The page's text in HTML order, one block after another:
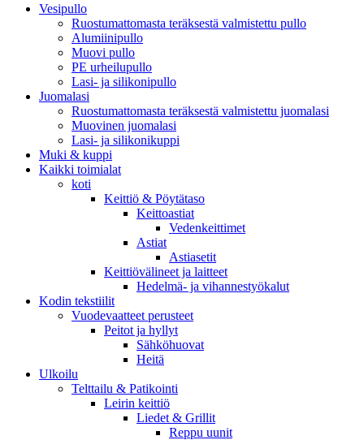
Vesipullo
Ruostumattomasta teräksestä valmistettu pullo
Alumiinipullo
Muovi pullo
PE urheilupullo
Lasi- ja silikonipullo
Juomalasi
Ruostumattomasta teräksestä valmistettu juomalasi
Muovinen juomalasi
Lasi- ja silikonikuppi
Muki & kuppi
Kaikki toimialat
koti
Keittiö & Pöytätaso
Keittoastiat
Vedenkeittimet
Astiat
Astiasetit
Keittiövälineet ja laitteet
Hedelmä- ja vihannestyökalut
Kodin tekstiilit
Vuodevaatteet perusteet
Peitot ja hyllyt
Sähköhuovat
Heitä
Ulkoilu
Telttailu & Patikointi
Leirin keittiö
Liedet & Grillit
Reppu uunit